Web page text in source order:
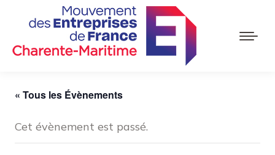
« Tous les Évènements
Cet évènement est passé.